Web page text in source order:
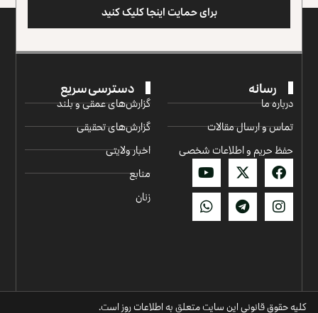
برای حمایت اینجا کلیک کنید
رسانه
درباره ما
تماس و ارسال مقالات
حفظ حریم و اطلاعات شخصی
دسترسی سریع
گزارش‌‌های عمقی و بلند
گزارش‌های تحقیقی
اخبار ولایتی
منابع
زنان
کلیه حقوق قانونی این سایت متعلق به اطلاعات روز است.